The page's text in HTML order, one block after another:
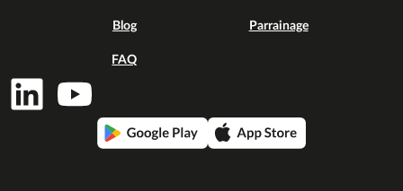
Blog
FAQ
Parrainage